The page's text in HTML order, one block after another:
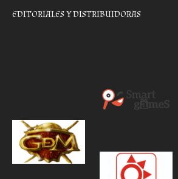
EDITORIALES Y DISTRIBUIDORAS